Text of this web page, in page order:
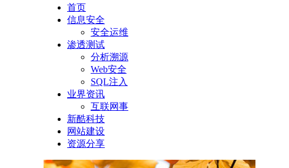
首页
信息安全
安全运维
渗透测试
分析溯源
Web安全
SQL注入
业界资讯
互联网事
新酷科技
网站建设
资源分享